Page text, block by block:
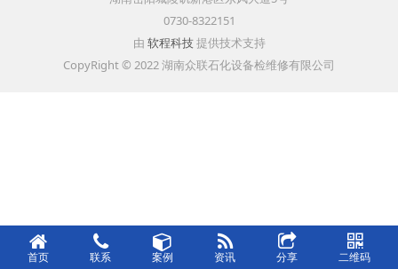
0730-8322151
由 软程科技提供技术支持
CopyRight © 2022 湖南众联石化设备检维修有限公司
首页 联系 案例 资讯 分享 二维码